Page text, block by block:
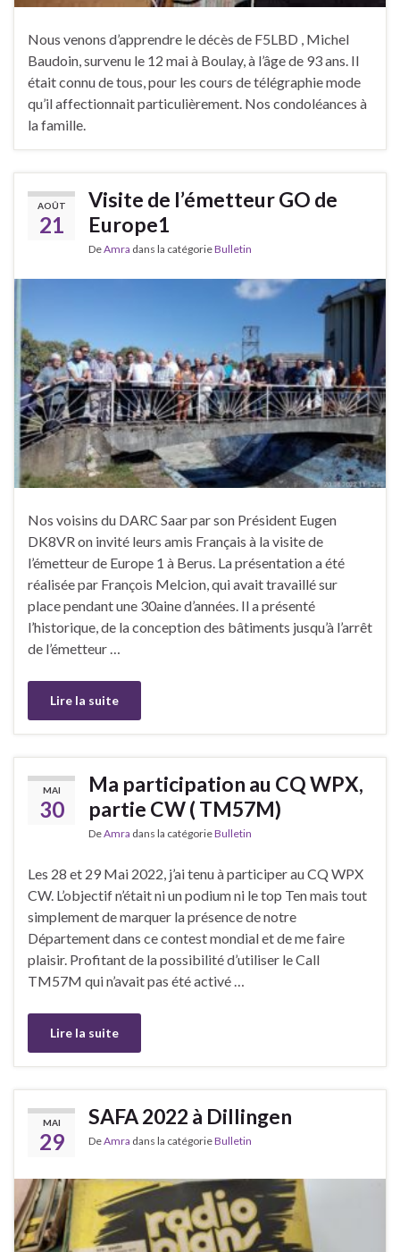
Nous venons d’apprendre le décès de F5LBD , Michel
Baudoin, survenu le 12 mai à Boulay, à l’âge de 93 ans. Il
était connu de tous, pour les cours de télégraphie mode
qu’il affectionnait particulièrement. Nos condoléances à
la famille.
AOÛT
21
Visite de l’émetteur GO de
Europe1
DeAmra dans la catégorieBulletin
Nos voisins du DARC Saar par son Président Eugen
DK8VR on invité leurs amis Français à la visite de
l’émetteur de Europe 1 à Berus. La présentation a été
réalisée par François Melcion, qui avait travaillé sur
place pendant une 30aine d’années. Il a présenté
l’historique, de la conception des bâtiments jusqu’à l’arrêt
de l’émetteur …
Lire la suite
MAI
30
Ma participation au CQ WPX,
partie CW ( TM57M)
DeAmra dans la catégorieBulletin
Les 28 et 29 Mai 2022, j’ai tenu à participer au CQ WPX
CW. L’objectif n’était ni un podium ni le top Ten mais tout
simplement de marquer la présence de notre
Département dans ce contest mondial et de me faire
plaisir. Profitant de la possibilité d’utiliser le Call
TM57M qui n’avait pas été activé …
Lire la suite
MAI
29
SAFA 2022 à Dillingen
DeAmra dans la catégorieBulletin